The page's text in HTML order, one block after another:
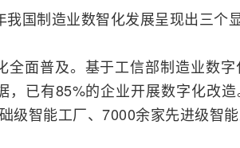
国制造业数智化发展呈现出三个
全面普及。基于工信部制造业数
，已有85%的企业开展数字化改
级智能工厂、7000余家先进级智